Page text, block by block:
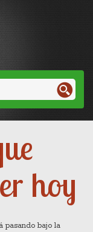
hoy
pasando bajo la